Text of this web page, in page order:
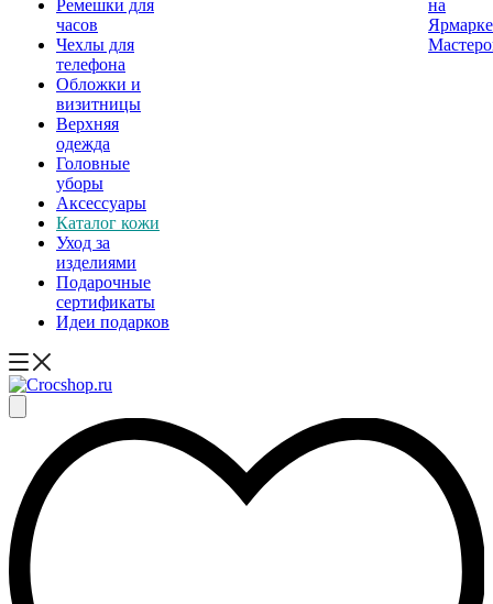
Ремешки для
часов
Чехлы для
телефона
Обложки и
визитницы
Верхняя
одежда
Головные
уборы
Аксессуары
Каталог кожи
Уход за
изделиями
Подарочные
сертификаты
Идеи подарков
на
Ярмарке